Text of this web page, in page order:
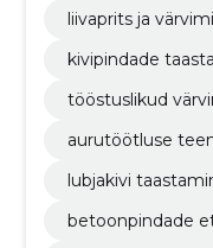
liivaprits ja
kivipindade
tööstuslikud
aurutöötluse
lubjakivi
betoonpindade